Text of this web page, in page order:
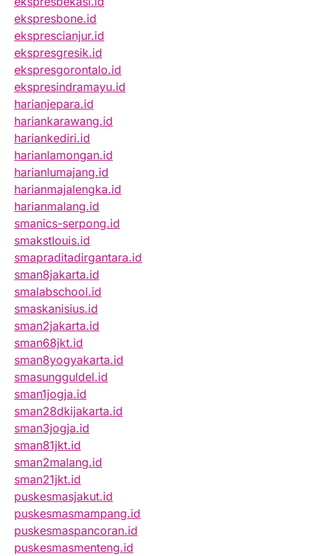
ekspresbone.id
eksprescianjur.id
ekspresgresik.id
ekspresgorontalo.id
ekspresindramayu.id
harianjepara.id
hariankarawang.id
hariankediri.id
harianlamongan.id
harianlumajang.id
harianmajalengka.id
harianmalang.id
smanics-serpong.id
smakstlouis.id
smapraditadirgantara.id
sman8jakarta.id
smalabschool.id
smaskanisius.id
sman2jakarta.id
sman68jkt.id
sman8yogyakarta.id
smasungguldel.id
sman1jogja.id
sman28dkijakarta.id
sman3jogja.id
sman81jkt.id
sman2malang.id
sman21jkt.id
puskesmasjakut.id
puskesmasmampang.id
puskesmaspancoran.id
puskesmasmenteng.id